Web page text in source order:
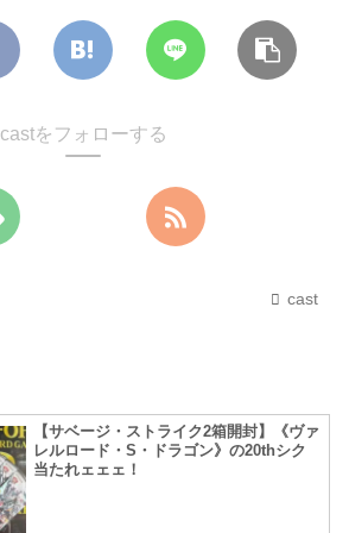
castをフォローする
cast
【サベージ・ストライク2箱開封】《ヴァ
レルロード・S・ドラゴン》の20thシク
当たれェェェ！